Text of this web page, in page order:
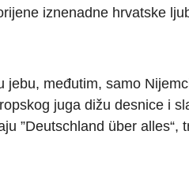
iznenadne hrvatske
jebu, međutim, samo
juga dižu desnice i
”Deutschland über alles“,